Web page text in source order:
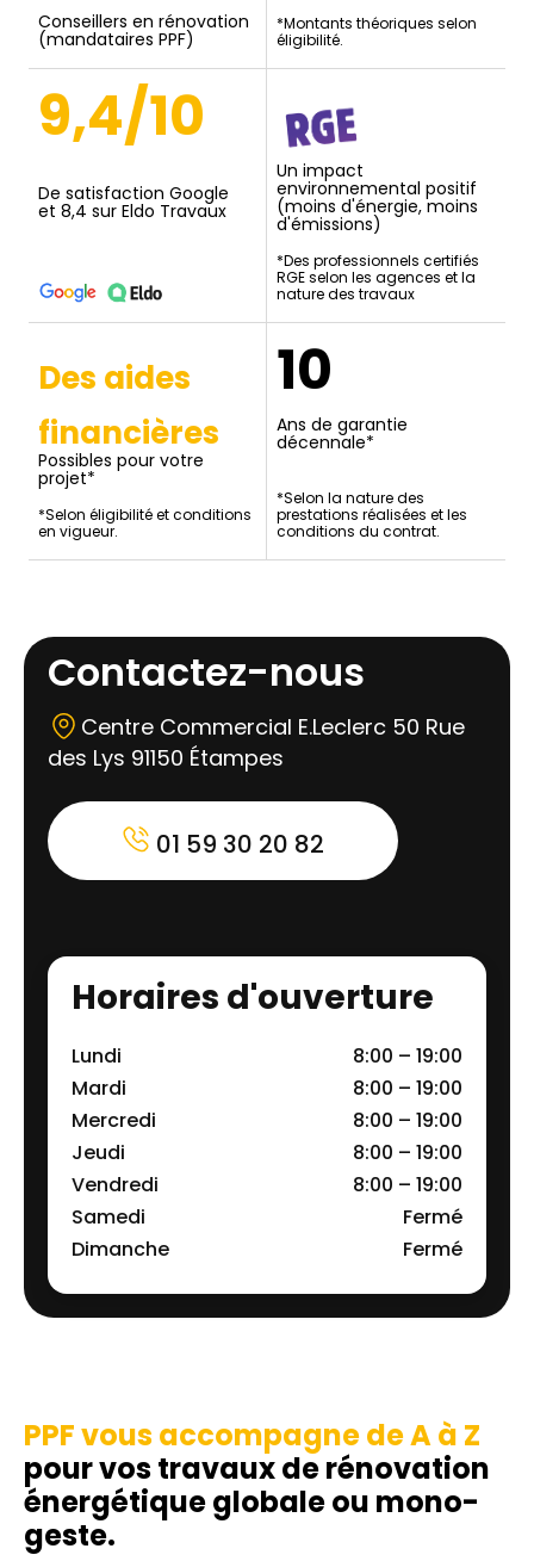
Conseillers en rénovation
(mandataires PPF)
*Montants théoriques selon
éligibilité.
9,4/10
De satisfaction Google
et 8,4 sur Eldo Travaux
Un impact
environnemental positif
(moins d'énergie, moins
d'émissions)
*Des professionnels certifiés
RGE selon les agences et la
nature des travaux
Des aides
financières
Possibles pour votre
projet*
*Selon éligibilité et conditions
en vigueur.
10
Ans de garantie
décennale*
*Selon la nature des
prestations réalisées et les
conditions du contrat.
Contactez-nous
Centre Commercial E.Leclerc 50 Rue
des Lys 91150 Étampes
01 59 30 20 82
Horaires d'ouverture
Lundi
8:00 – 19:00
Mardi
8:00 – 19:00
Mercredi
8:00 – 19:00
Jeudi
8:00 – 19:00
Vendredi
8:00 – 19:00
Samedi
Fermé
Dimanche
Fermé
PPF vous accompagne de A à Z
pour vos travaux de rénovation
énergétique globale ou mono-
geste.